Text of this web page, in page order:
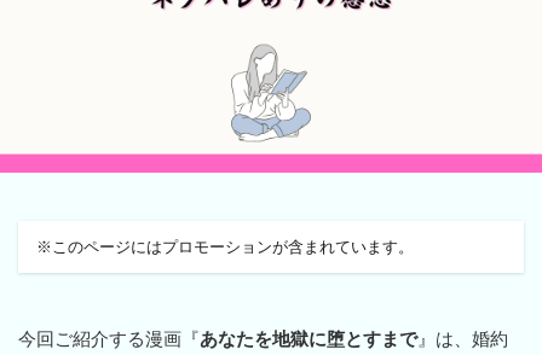
※このページにはプロモーションが含まれています。
今回ご紹介する漫画『あなたを地獄に堕とすまで』は、婚約